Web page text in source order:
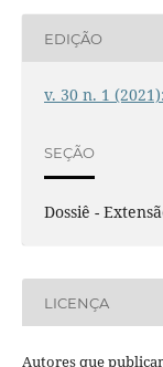
EDIÇÃO
v. 30 n. 1
SEÇÃO
Dossiê -
LICENÇA
Autores que